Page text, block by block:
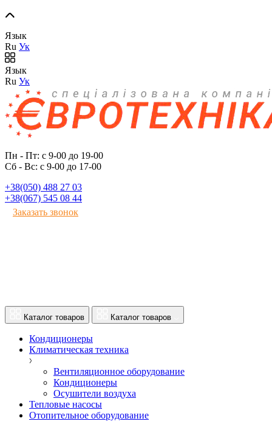
Язык
Ru Ук
Язык
Ru Ук
Пн - Пт: с 9-00 до 19-00
Сб - Вс: с 9-00 до 17-00
+38(050) 488 27 03
+38(067) 545 08 44
Заказать звонок
Каталог товаров Каталог товаров
Кондиционеры
Климатическая техника
Вентиляционное оборудование
Кондиционеры
Осушители воздуха
Тепловые насосы
Отопительное оборудование